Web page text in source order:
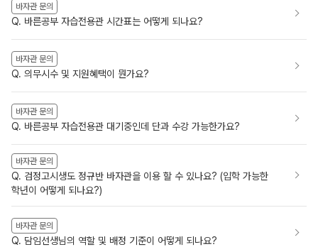
바자관 문의
Q. 바른공부 자습전용관 시간표는 어떻게 되나요?
바자관 문의
Q. 의무시수 및 지원혜택이 뭔가요?
바자관 문의
Q. 바른공부 자습전용관 대기중인데 단과 수강 가능한가요?
바자관 문의
Q. 검정고시생도 정규반 바자관을 이용 할 수 있나요? (입학 가능한
학년이 어떻게 되나요?)
바자관 문의
Q. 담임선생님의 역할 및 배정 기준이 어떻게 되나요?